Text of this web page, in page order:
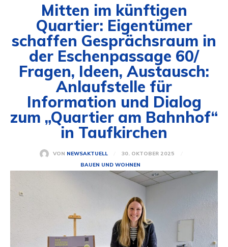
Mitten im künftigen
Quartier: Eigentümer
schaffen Gesprächsraum in
der Eschenpassage 60/
Fragen, Ideen, Austausch:
Anlaufstelle für
Information und Dialog
zum „Quartier am Bahnhof“
in Taufkirchen
VON NEWSAKTUELL
30. OKTOBER 2025
BAUEN UND WOHNEN